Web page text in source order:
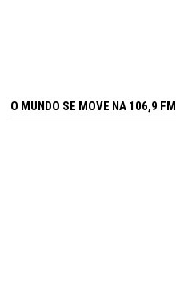
O MUNDO SE MOVE NA 106,9 FM